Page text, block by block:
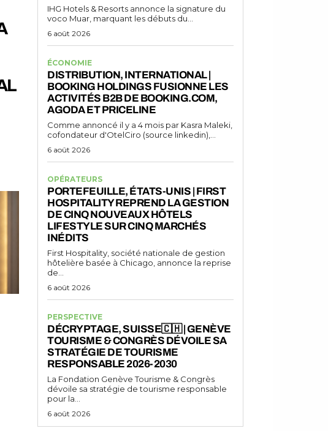
IHG Hotels & Resorts annonce la signature du
voco Muar, marquant les débuts du...
6 août 2026
ÉCONOMIE
DISTRIBUTION, INTERNATIONAL |
BOOKING HOLDINGS FUSIONNE LES
ACTIVITÉS B2B DE BOOKING.COM,
AGODA ET PRICELINE
Comme annoncé il y a 4 mois par Kasra Maleki,
cofondateur d'OtelCiro (source linkedin),...
6 août 2026
OPÉRATEURS
PORTEFEUILLE, ÉTATS-UNIS | FIRST
HOSPITALITY REPREND LA GESTION
DE CINQ NOUVEAUX HÔTELS
LIFESTYLE SUR CINQ MARCHÉS
INÉDITS
First Hospitality, société nationale de gestion
hôtelière basée à Chicago, annonce la reprise
de...
6 août 2026
PERSPECTIVE
DÉCRYPTAGE, SUISSE🇨🇭 | GENÈVE
TOURISME & CONGRÈS DÉVOILE SA
STRATÉGIE DE TOURISME
RESPONSABLE 2026-2030
La Fondation Genève Tourisme & Congrès
dévoile sa stratégie de tourisme responsable
pour la...
6 août 2026